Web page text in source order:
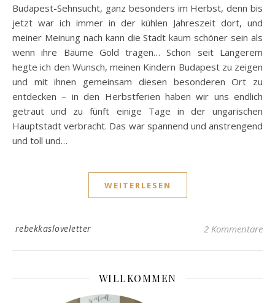
Budapest-Sehnsucht, ganz besonders im Herbst, denn bis
jetzt war ich immer in der kühlen Jahreszeit dort, und
meiner Meinung nach kann die Stadt kaum schöner sein als
wenn ihre Bäume Gold tragen… Schon seit Längerem
hegte ich den Wunsch, meinen Kindern Budapest zu zeigen
und mit ihnen gemeinsam diesen besonderen Ort zu
entdecken – in den Herbstferien haben wir uns endlich
getraut und zu fünft einige Tage in der ungarischen
Hauptstadt verbracht. Das war spannend und anstrengend
und toll und…
WEITERLESEN
rebekkasloveletter 2 Kommentare
WILLKOMMEN